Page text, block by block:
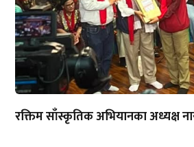
रक्तिम साँस्कृतिक अभियानका अध्यक्ष